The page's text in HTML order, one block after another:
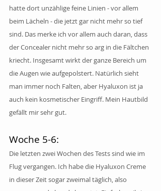
hatte dort unzählige feine Linien - vor allem
beim Lächeln - die jetzt gar nicht mehr so tief
sind. Das merke ich vor allem auch daran, dass
der Concealer nicht mehr so arg in die Fältchen
kriecht. Insgesamt wirkt der ganze Bereich um
die Augen wie aufgepolstert. Natürlich sieht
man immer noch Falten, aber Hyaluxon ist ja
auch kein kosmetischer Eingriff. Mein Hautbild
gefällt mir sehr gut.
Woche 5-6:
Die letzten zwei Wochen des Tests sind wie im
Flug vergangen. Ich habe die Hyaluxon Creme
in dieser Zeit sogar zweimal täglich, also